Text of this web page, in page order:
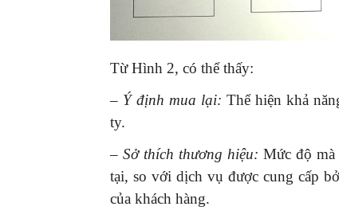
Từ Hình 2, có thể thấy:
– Ý định mua lại: Thể hiện khả
ty.
– Sở thích thương hiệu: Mức độ
tại, so với dịch vụ được cung cấp
của khách hàng.